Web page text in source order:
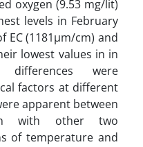
oxygen (9.53 mg/lit)
levels in February
EC (1181µm/cm) and
lowest values in in
differences were
factors at different
apparent between
with other two
of temperature and